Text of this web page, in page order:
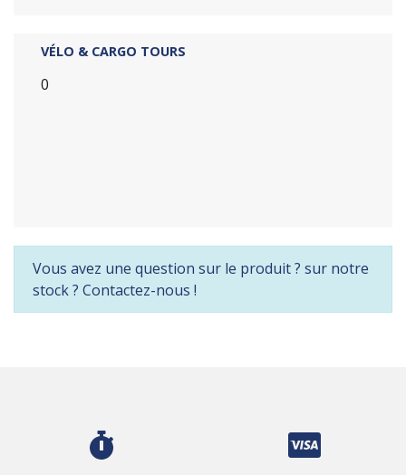
VÉLO & CARGO TOURS
0
Vous avez une question sur le produit ? sur notre
stock ? Contactez-nous !